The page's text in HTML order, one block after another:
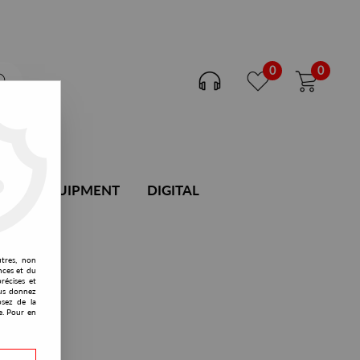
0 0
DJ EQUIPMENT DIGITAL
non
et du
et
donnez
de la
Pour en